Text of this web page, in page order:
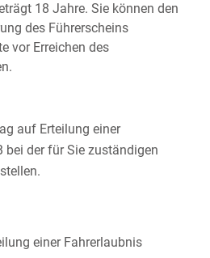
18 Jahre. Sie können den
des Führerscheins
vor Erreichen des
auf Erteilung einer
bei der für Sie zuständigen
einer Fahrerlaubnis